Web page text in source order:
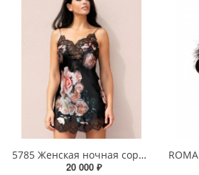
5785 Женская ночная сорочка
20 000 ₽